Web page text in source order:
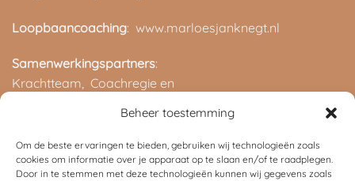
Beheer toestemming
Om de beste ervaringen te bieden, gebruiken wij technologieën zoals
cookies om informatie over je apparaat op te slaan en/of te raadplegen.
Door in te stemmen met deze technologieën kunnen wij gegevens zoals
Loopbaancoaching: www.marloesjanknegt.nl
Samenwerkingspartners:
Krachtteam, Coachregie en